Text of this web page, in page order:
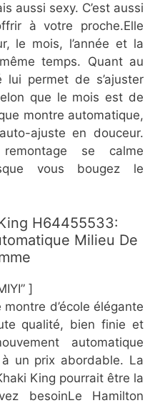
aussi sexy. C’est aussi
à votre proche.Elle
le mois, l’année et la
temps. Quant au
lui permet de s’ajuster
que le mois est de
montre automatique,
ajuste en douceur.
se calme
vous bougez le
H64455533:
Milieu De
]
d’école élégante
qualité, bien finie et
automatique
un prix abordable. La
King pourrait être la
besoinLe Hamilton